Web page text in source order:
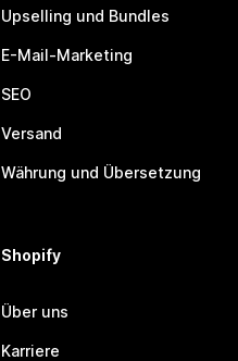
Upselling und Bundles
E-Mail-Marketing
SEO
Versand
Währung und Übersetzung
Shopify
Über uns
Karriere